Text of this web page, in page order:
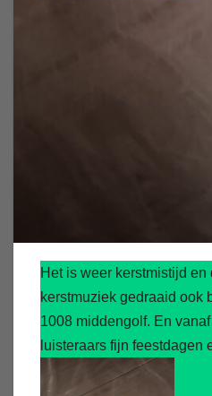
Het is weer kerstmistijd en
kerstmuziek gedraaid ook
1008 middengolf. En
luisteraars fijn feestdagen